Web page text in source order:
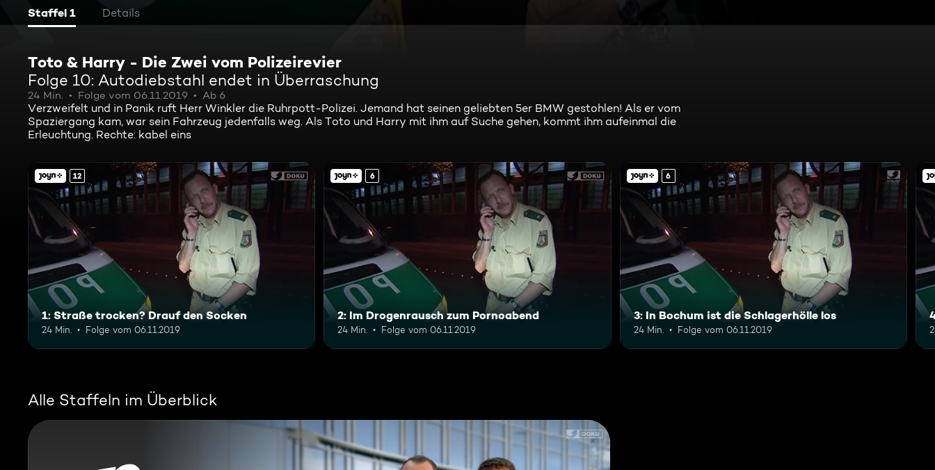
Staffel 1 Details
Toto & Harry - Die Zwei vom Polizeirevier
Folge 10: Autodiebstahl endet in Überraschung
24 Min. Folge vom 06.11.2019 Ab 6
Verzweifelt und in Panik ruft Herr Winkler die Ruhrpott-Polizei. Jemand hat seinen geliebten 5er BMW gestohlen! Als er vom
Spaziergang kam, war sein Fahrzeug jedenfalls weg. Als Toto und Harry mit ihm auf Suche gehen, kommt ihm aufeinmal die
Erleuchtung. Rechte: kabel eins
12
1: Straße trocken? Drauf den Socken
24 Min. Folge vom 06.11.2019
6
2: Im Drogenrausch zum Pornoabend
24 Min. Folge vom 06.11.2019
6
3: In Bochum ist die Schlagerhölle los
24 Min. Folge vom 06.11.2019
Alle Staffeln im Überblick